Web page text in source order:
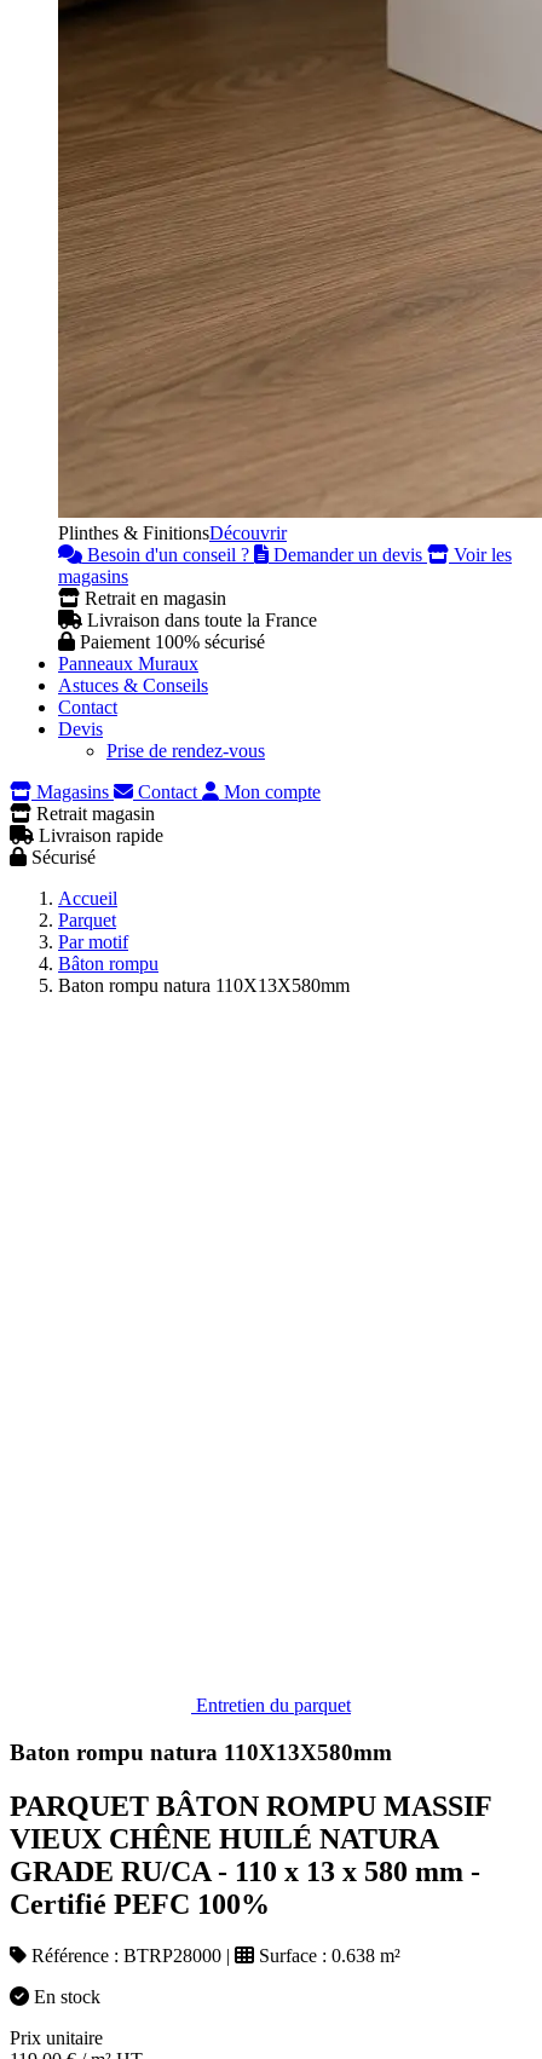
Plinthes & FinitionsDécouvrir
Besoin d'un conseil ?
Demander un devis
Voir les
magasins
Retrait en magasin
Livraison dans toute la France
Paiement 100% sécurisé
Panneaux Muraux
Astuces & Conseils
Contact
Devis
Prise de rendez-vous
Magasins
Contact
Mon compte
Retrait magasin
Livraison rapide
Sécurisé
Accueil
Parquet
Par motif
Bâton rompu
Baton rompu natura 110X13X580mm
Entretien du parquet
Baton rompu natura 110X13X580mm
PARQUET BÂTON ROMPU MASSIF
VIEUX CHÊNE HUILÉ NATURA
GRADE RU/CA - 110 x 13 x 580 mm -
Certifié PEFC 100%
Référence : BTRP28000 | Surface : 0.638 m²
En stock
Prix unitaire